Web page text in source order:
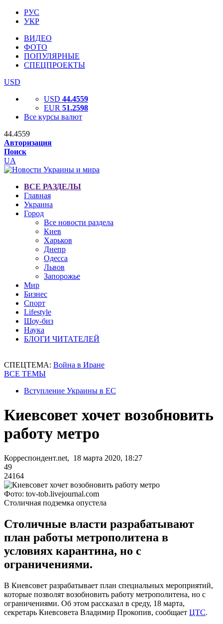
РУС
УКР
ВИДЕО
ФОТО
ПОПУЛЯРНЫЕ
СПЕЦПРОЕКТЫ
USD
USD 44.4559
EUR 51.2598
Все курсы валют
44.4559
Авторизация
Поиск
UA
ВСЕ РАЗДЕЛЫ
Главная
Украина
Город
Все новости раздела
Киев
Харьков
Днепр
Одесса
Львов
Запорожье
Мир
Бизнес
Спорт
Lifestyle
Шоу-биз
Наука
БЛОГИ ЧИТАТЕЛЕЙ
СПЕЦТЕМА: Война в Иране
ВСЕ ТЕМЫ
Вступление Украины в ЕС
Киевсовет хочет возобновить
работу метро
Корреспондент.net, 18 марта 2020, 18:27
49
24164
Фото: tov-tob.livejournal.com
Столичная подземка опустела
Столичные власти разрабатывают
план работы метрополитена в
условиях карантина, но с
ограничениями.
В Киевсовет разрабатывает план специальных мероприятий,
которые позволят возобновить работу метрополитена, но с
ограничениями. Об этом рассказал в среду, 18 марта,
секретарь Киевсовета Владимир Прокопив, сообщает ЦТС.